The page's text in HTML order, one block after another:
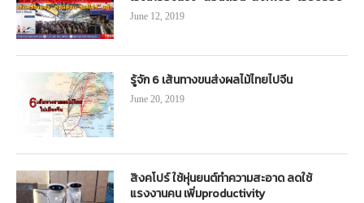
June 12, 2019
รู้จัก 6 เส้นทางขนส่งผลไม้ไทยไปจีน
June 20, 2019
สิงคโปร์ ใช้หุ่นยนต์ทำความสะอาด ลดใช้
แรงงานคน เพิ่มproductivity